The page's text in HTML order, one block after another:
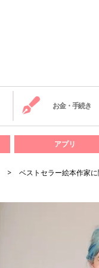
お金・手続き
アプリ
ベストセラー絵本作家